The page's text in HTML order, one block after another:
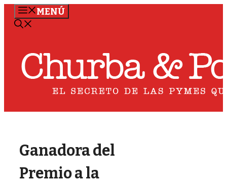
Saltar
MENÚ
Ganadora del
Premio a la